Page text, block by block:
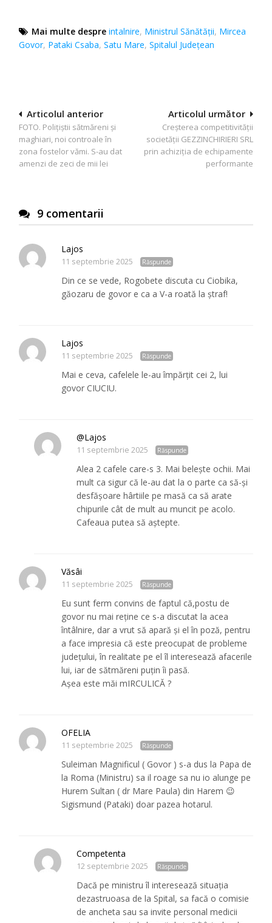
Mai multe despre intalnire, Ministrul Sănătăţii, Mircea
Govor, Pataki Csaba,Satu Mare,Spitalul Judeţean
Navigare
în
articole
Articolul următor
Creșterea competitivității
societății GEZZINCHIRIERI SRL
prin achiziția de echipamente
performante
Articolul anterior
FOTO. Polițiștii sătmăreni și
maghiari, noi controale în
zona fostelor vămi. S-au dat
amenzi de zeci de mii lei
9 comentarii
Lajos
11 septembrie 2025 Răspunde
Din ce se vede, Rogobete discuta cu Ciobika,
găozaru de govor e ca a V-a roată la ștraf!
Lajos
11 septembrie 2025 Răspunde
Mai e ceva, cafelele le-au împărțit cei 2, lui
govor CIUCIU.
@Lajos
11 septembrie 2025 Răspunde
Alea 2 cafele care-s 3. Mai belește ochii. Mai
mult ca sigur că le-au dat la o parte ca să-și
desfășoare hârtiile pe masă ca să arate
chipurile cât de mult au muncit pe acolo.
Cafeaua putea să aștepte.
Văsâi
11 septembrie 2025 Răspunde
Eu sunt ferm convins de faptul că,postu de
govor nu mai reține ce s-a discutat la acea
întâlnire, dar a vrut să apară și el în poză, pentru
a face impresia că este preocupat de probleme
județului, în realitate pe el îl interesează afacerile
lui, iar de sătmăreni puțin îi pasă.
Așea este măi mIRCULICĂ ?
OFELIA
11 septembrie 2025 Răspunde
Suleiman Magnificul ( Govor ) s-a dus la Papa de
la Roma (Ministru) sa il roage sa nu io alunge pe
Hurem Sultan ( dr Mare Paula) din Harem 😉
Sigismund (Pataki) doar pazea hotarul.
Competenta
12 septembrie 2025 Răspunde
Dacă pe ministru îl interesează situația
dezastruoasa de la Spital, sa facă o comisie
de ancheta sau sa invite personal medicii